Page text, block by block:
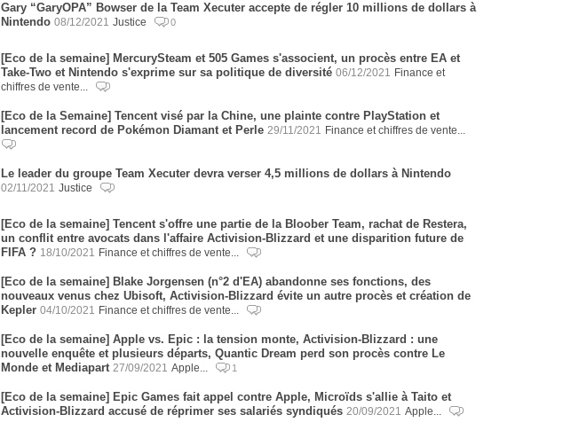
Gary “GaryOPA” Bowser de la Team Xecuter accepte de régler 10 millions de dollars à
Nintendo 08/12/2021 Justice 0
[Eco de la semaine] MercurySteam et 505 Games s'associent, un procès entre EA et
Take-Two et Nintendo s'exprime sur sa politique de diversité 06/12/2021
Finance et
chiffres de vente...
[Eco de la Semaine] Tencent visé par la Chine, une plainte contre PlayStation et
lancement record de Pokémon Diamant et Perle 29/11/2021 Finance et chiffres de vente...
Le leader du groupe Team Xecuter devra verser 4,5 millions de dollars à Nintendo
02/11/2021 Justice
[Eco de la semaine] Tencent s'offre une partie de la Bloober Team, rachat de Restera,
un conflit entre avocats dans l'affaire Activision-Blizzard et une disparition future de
FIFA ? 18/10/2021 Finance et chiffres de vente...
[Eco de la semaine] Blake Jorgensen (n°2 d'EA) abandonne ses fonctions, des
nouveaux venus chez Ubisoft, Activision-Blizzard évite un autre procès et création de
Kepler 04/10/2021 Finance et chiffres de vente...
[Eco de la semaine] Apple vs. Epic : la tension monte, Activision-Blizzard : une
nouvelle enquête et plusieurs départs, Quantic Dream perd son procès contre Le
Monde et Mediapart 27/09/2021 Apple... 1
[Eco de la semaine] Epic Games fait appel contre Apple, Microïds s'allie à Taito et
Activision-Blizzard accusé de réprimer ses salariés syndiqués 20/09/2021 Apple...